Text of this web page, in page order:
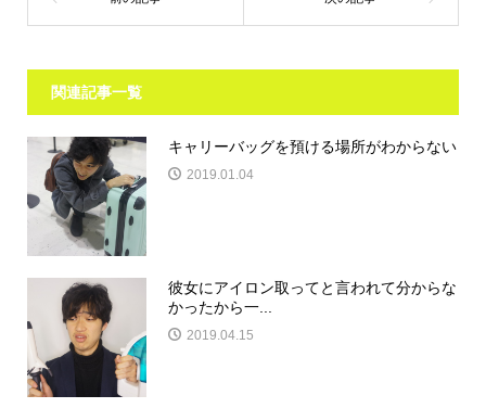
関連記事一覧
キャリーバッグを預ける場所がわからない
2019.01.04
彼女にアイロン取ってと言われて分からな
かったから一...
2019.04.15